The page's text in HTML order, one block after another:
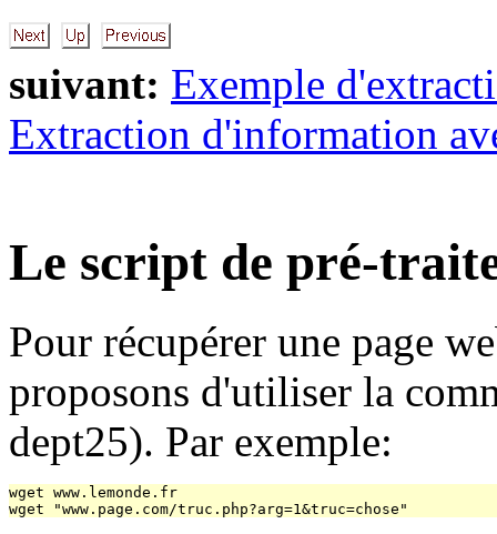
suivant: Exemple
Extraction d'information
Le script de pré-
Pour récupérer une page
proposons d'utiliser la
dept25). Par exemple:
wget www.lemonde.fr